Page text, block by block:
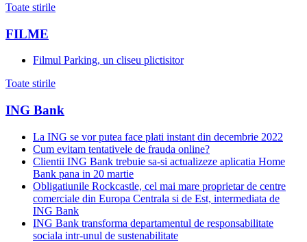
Toate stirile
FILME
Filmul Parking, un cliseu plictisitor
Toate stirile
ING Bank
La ING se vor putea face plati instant din decembrie 2022
Cum evitam tentativele de frauda online?
Clientii ING Bank trebuie sa-si actualizeze aplicatia Home
Bank pana in 20 martie
Obligatiunile Rockcastle, cel mai mare proprietar de centre
comerciale din Europa Centrala si de Est, intermediata de
ING Bank
ING Bank transforma departamentul de responsabilitate
sociala intr-unul de sustenabilitate